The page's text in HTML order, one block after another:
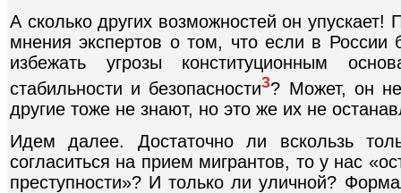
А сколько других возможностей он
мнения экспертов о том, что если в России
избежать угрозы конституционным
стабильности и безопасности3? Может, он не
другие тоже не знают, но это же их не
Идем далее. Достаточно ли вскользь
согласиться на прием мигрантов, то у нас
преступности»? И только ли уличной?